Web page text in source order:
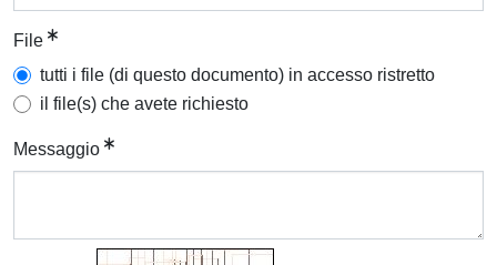
File
tutti i file (di questo documento) in accesso ristretto
il file(s) che avete richiesto
Messaggio